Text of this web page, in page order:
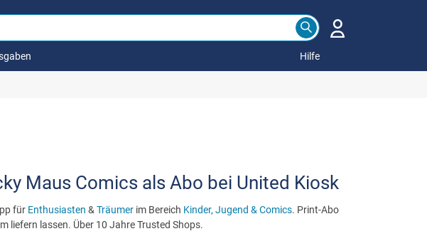
Hilfe
Maus Comics als Abo bei United Kiosk
für Enthusiasten & Träumerim Bereich Kinder, Jugend & Comics. Print-Abo
liefern lassen. Über 10 Jahre Trusted Shops.